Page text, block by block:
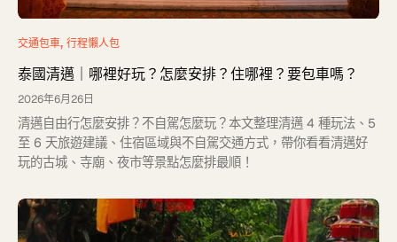
交通包車 行程懶人包
泰國清邁｜哪裡好玩？怎麼安排？住哪裡？要包車嗎？
2026年6月26日
清邁自由行怎麼安排？不自駕怎麼玩？本文整理清邁 4 種玩法、5
至 6 天旅遊建議、住宿區域與不自駕交通方式，帶你看看清邁好
玩的古城、寺廟、夜市等景點怎麼排最順！